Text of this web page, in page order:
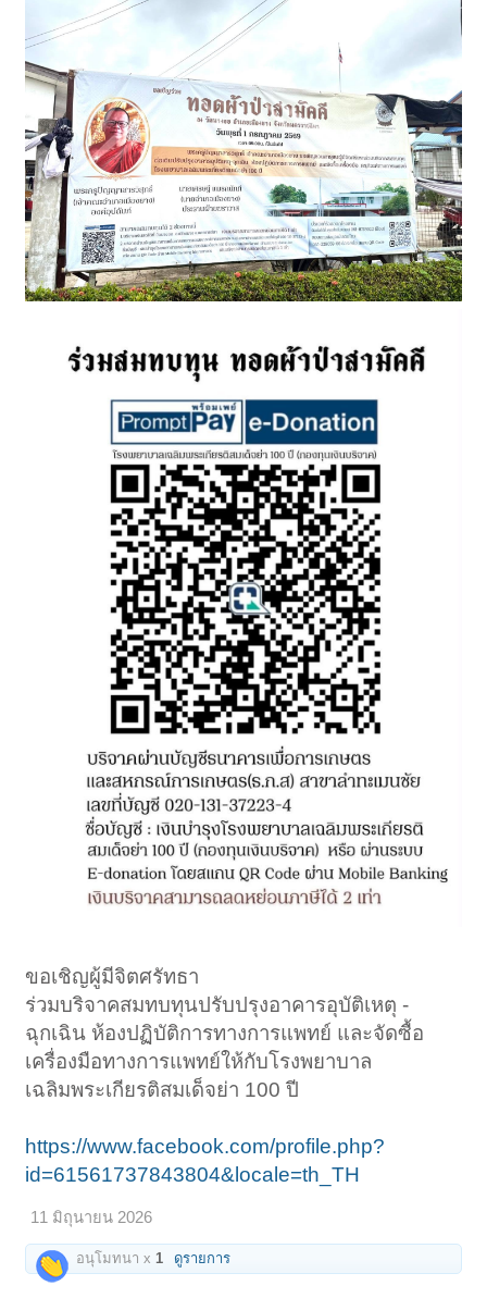
ขอเชิญผู้มีจิตศรัทธา
ร่วมบริจาคสมทบทุนปรับปรุงอาคารอุบัติเหตุ -
ฉุกเฉิน ห้องปฏิบัติการทางการแพทย์ และจัดซื้อ
เครื่องมือทางการแพทย์ให้กับโรงพยาบาล
เฉลิมพระเกียรติสมเด็จย่า 100 ปี
https://www.facebook.com/profile.php?
id=61561737843804&locale=th_TH
11 มิถุนายน 2026
อนุโมทนา x 1 ดูรายการ